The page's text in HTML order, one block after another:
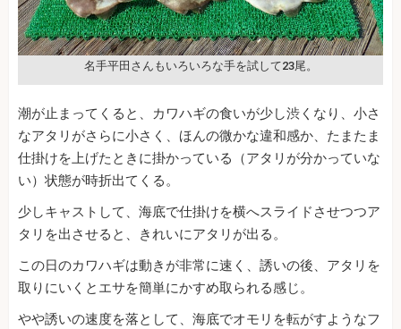
名手平田さんもいろいろな手を試して23尾。
潮が止まってくると、カワハギの食いが少し渋くなり、小さ
なアタリがさらに小さく、ほんの微かな違和感か、たまたま
仕掛けを上げたときに掛かっている（アタリが分かっていな
い）状態が時折出てくる。
少しキャストして、海底で仕掛けを横へスライドさせつつア
タリを出させると、きれいにアタリが出る。
この日のカワハギは動きが非常に速く、誘いの後、アタリを
取りにいくとエサを簡単にかすめ取られる感じ。
やや誘いの速度を落として、海底でオモリを転がすようなフ